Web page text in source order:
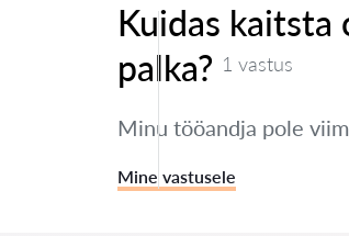
Kuidas kaitsta
palka? 1 vastus
Minu tööandja pole
Mine vastusele